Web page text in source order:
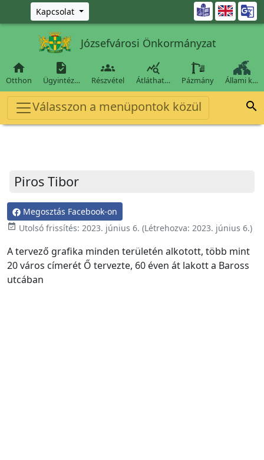
Ugrás a fő tartalomra
Kapcsolat 
Józsefvárosi Önkormányzat

Otthon

Ügyintéz…

Részvétel

Átláthat… Pázmány Állami k…
Válasszon a menüpontok közül 
Piros Tibor
Megosztás Facebook-on
event_available Utolsó frissítés: 2023. június 6. (Létrehozva: 2023. június 6.)
A tervező grafika minden területén alkotott, több mint
20 város címerét Ő tervezte, 60 éven át lakott a Baross
utcában